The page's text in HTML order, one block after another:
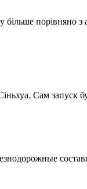
порівняно з
Сам запуск